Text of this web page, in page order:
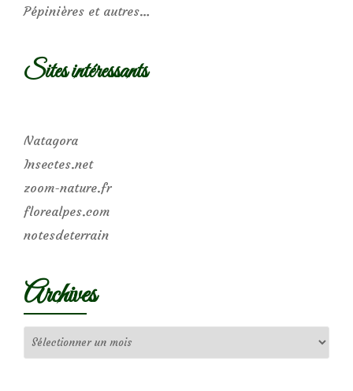
Pépinières et autres…
Sites intéressants
Natagora
Insectes.net
zoom-nature.fr
florealpes.com
notesdeterrain
Archives